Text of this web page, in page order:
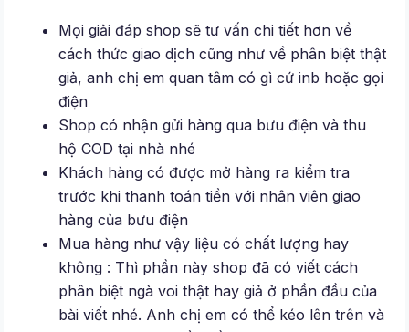
Mọi giải đáp shop sẽ tư vấn chi tiết hơn về
cách thức giao dịch cũng như về phân biệt thật
giả, anh chị em quan tâm có gì cứ inb hoặc gọi
điện
Shop có nhận gửi hàng qua bưu điện và thu
hộ COD tại nhà nhé
Khách hàng có được mở hàng ra kiểm tra
trước khi thanh toán tiền với nhân viên giao
hàng của bưu điện
Mua hàng như vậy liệu có chất lượng hay
không : Thì phần này shop đã có viết cách
phân biệt ngà voi thật hay giả ở phần đầu của
bài viết nhé. Anh chị em có thể kéo lên trên và